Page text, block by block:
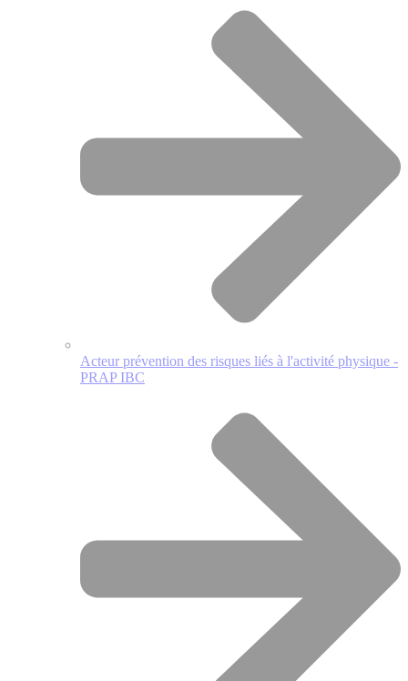
Acteur prévention des risques liés à l'activité physique -
PRAP IBC